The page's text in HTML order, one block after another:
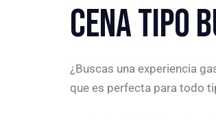
CENA TIPO
¿Buscas una experiencia
que es perfecta para todo